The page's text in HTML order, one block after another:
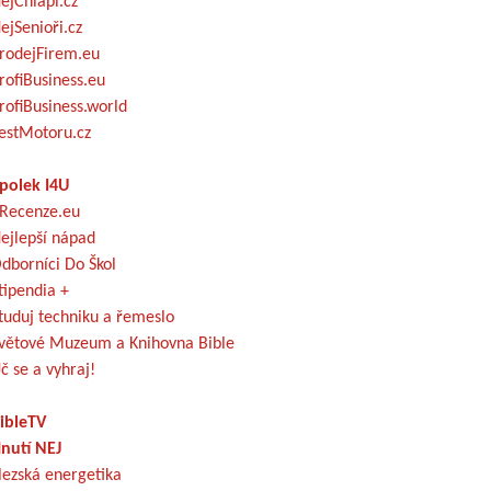
I4U
nápad
Do Škol
+
techniku a řemeslo
Muzeum a Knihovna Bible
se a vyhraj!
NEJ
energetika